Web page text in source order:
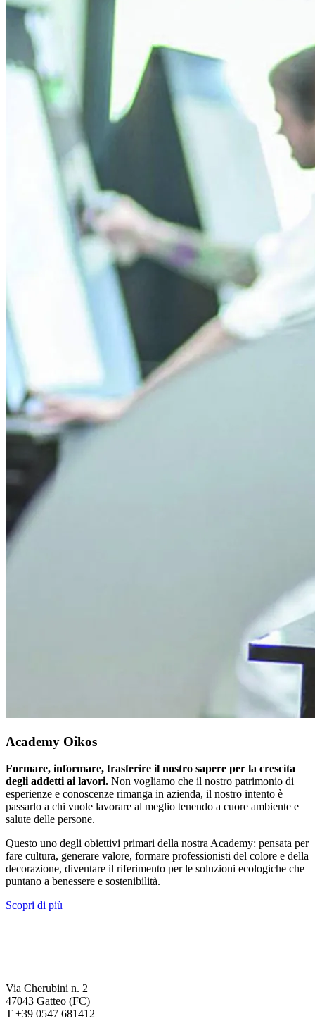
Academy Oikos
Formare, informare, trasferire il nostro sapere per la crescita
degli addetti ai lavori. Non vogliamo che il nostro patrimonio di
esperienze e conoscenze rimanga in azienda, il nostro intento è
passarlo a chi vuole lavorare al meglio tenendo a cuore ambiente e
salute delle persone.
Questo uno degli obiettivi primari della nostra Academy: pensata per
fare cultura, generare valore, formare professionisti del colore e della
decorazione, diventare il riferimento per le soluzioni ecologiche che
puntano a benessere e sostenibilità.
Scopri di più
Via Cherubini n. 2
47043 Gatteo (FC)
T +39 0547 681412